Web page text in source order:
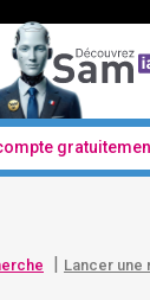
| Lancer une